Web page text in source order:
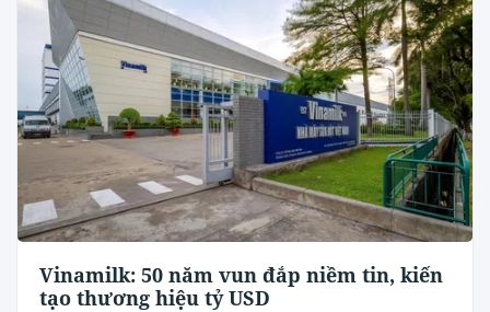
Vinamilk: 50 năm vun đắp niềm tin, kiến
tạo thương hiệu tỷ USD